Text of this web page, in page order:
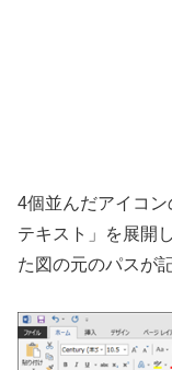
4個並んだアイコ
テキスト」を展開
た図の元のパスが